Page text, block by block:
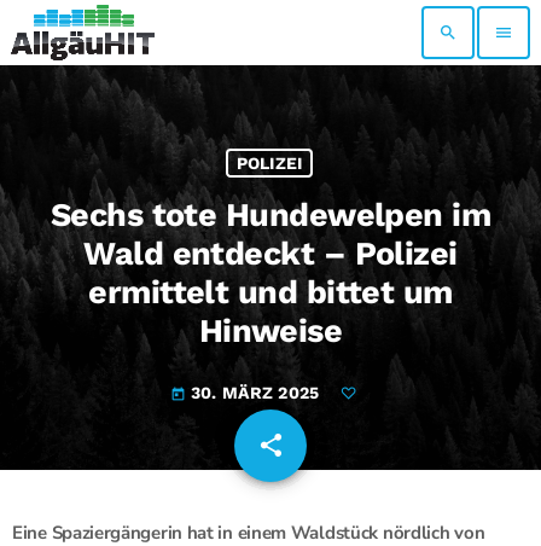
search menu
POLIZEI
Sechs tote Hundewelpen im
Wald entdeckt – Polizei
ermittelt und bittet um
Hinweise
today 30. MÄRZ 2025
share
email
Eine Spaziergängerin hat in einem Waldstück nördlich von